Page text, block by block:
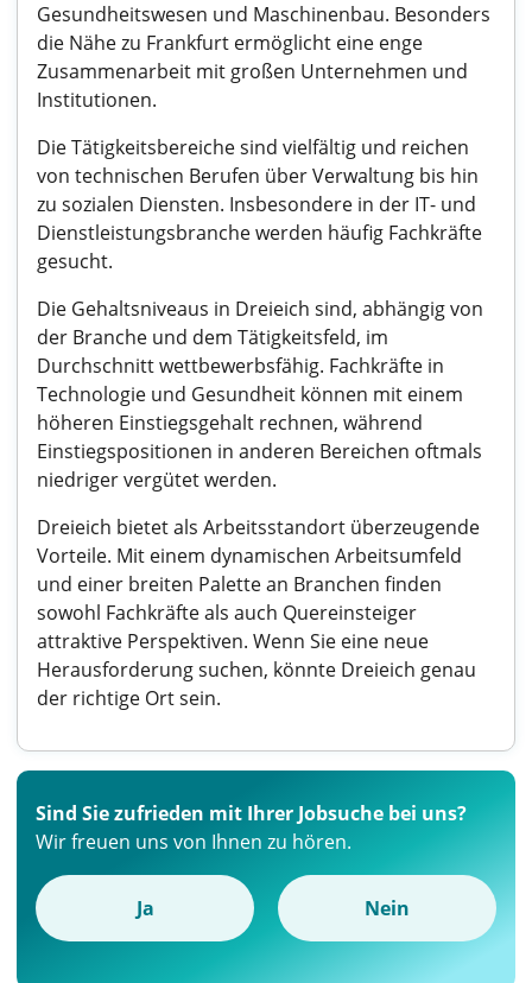
Gesundheitswesen und Maschinenbau. Besonders
die Nähe zu Frankfurt ermöglicht eine enge
Zusammenarbeit mit großen Unternehmen und
Institutionen.
Die Tätigkeitsbereiche sind vielfältig und reichen
von technischen Berufen über Verwaltung bis hin
zu sozialen Diensten. Insbesondere in der IT- und
Dienstleistungsbranche werden häufig Fachkräfte
gesucht.
Die Gehaltsniveaus in Dreieich sind, abhängig von
der Branche und dem Tätigkeitsfeld, im
Durchschnitt wettbewerbsfähig. Fachkräfte in
Technologie und Gesundheit können mit einem
höheren Einstiegsgehalt rechnen, während
Einstiegspositionen in anderen Bereichen oftmals
niedriger vergütet werden.
Dreieich bietet als Arbeitsstandort überzeugende
Vorteile. Mit einem dynamischen Arbeitsumfeld
und einer breiten Palette an Branchen finden
sowohl Fachkräfte als auch Quereinsteiger
attraktive Perspektiven. Wenn Sie eine neue
Herausforderung suchen, könnte Dreieich genau
der richtige Ort sein.
Sind Sie zufrieden mit Ihrer Jobsuche bei uns?
Wir freuen uns von Ihnen zu hören.
Ja Nein